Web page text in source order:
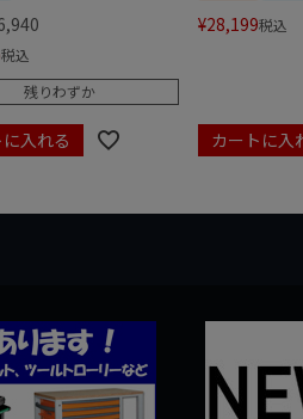
税込
残りわずか
入れる
¥28,199税込
カートに入